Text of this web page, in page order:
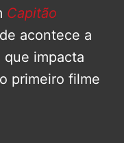
Capitão
acontece a
que impacta
primeiro filme